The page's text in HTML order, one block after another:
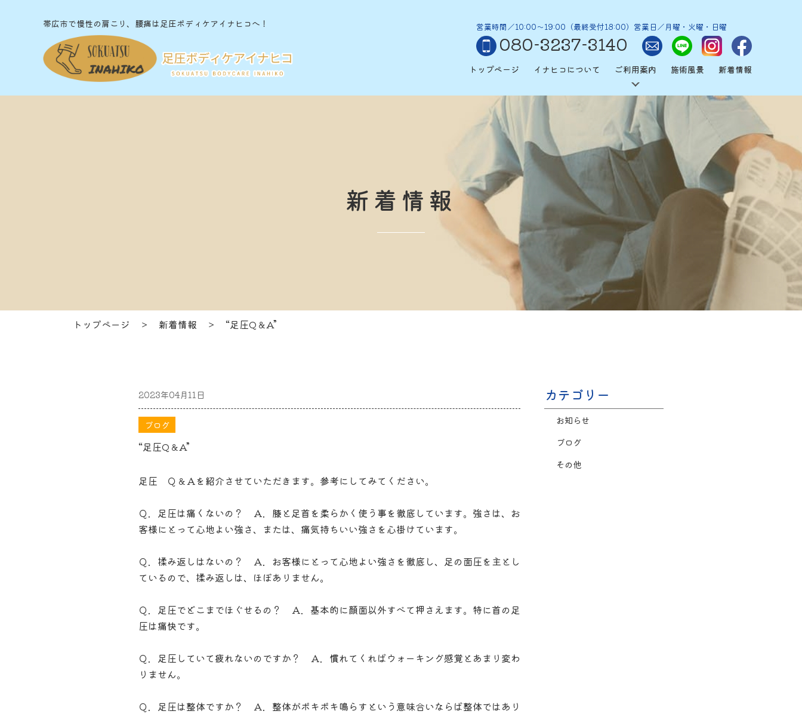
帯広市で慢性の肩こり、腰痛は足圧ボディケアイナヒコへ！ 営業時間／10:00～19:00（最終受付18:00）営業日／月曜・火曜・日曜
080-3237-3140
トップページ イナヒコについて ご利用案内 施術風景 新着情報
新着情報
トップページ ＞ 新着情報 ＞ “足圧Q＆A”
2023年04月11日
ブログ
“足圧Q＆A”
足圧 Ｑ＆Ａを紹介させていただきます。参考にしてみてください。
Ｑ．足圧は痛くないの？ Ａ．膝と足首を柔らかく使う事を徹底しています。強さは、お
客様にとって心地よい強さ、または、痛気持ちいい強さを心掛けています。
Ｑ．揉み返しはないの？ Ａ．お客様にとって心地よい強さを徹底し、足の面圧を主とし
ているので、揉み返しは、ほぼありません。
Ｑ．足圧でどこまでほぐせるの？ Ａ．基本的に顔面以外すべて押さえます。特に首の足
圧は痛快です。
Ｑ．足圧していて疲れないのですか？ Ａ．慣れてくればウォーキング感覚とあまり変わ
りません。
Ｑ．足圧は整体ですか？ Ａ．整体がボキボキ鳴らすという意味合いならば整体ではあり
カテゴリー
お知らせ
ブログ
その他